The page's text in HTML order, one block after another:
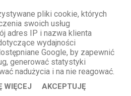
3.07.2019, 22:04
takim tarasie od razu można
bali :) Cudowny kącik
pliki cookie, których
swoich usług
adres IP i nazwa klienta
wydajności
Google, by zapewnić
generować statystyki
nadużycia i na nie reagować.
WIĘCEJ AKCEPTUJĘ